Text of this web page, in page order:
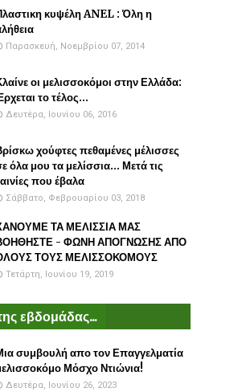
κυψέλη ANEL : Όλη η
Παρασκευή, Νοεμβρίου 07, 2014
οι μελισσοκόμοι στην Ελλάδα:
το τέλος...
Δευτέρα, Ιουνίου 06, 2016
χούφτες πεθαμένες μέλισσες
όλα μου τα μελίσσια... Μετά τις
που έβαλα
Σάββατο, Φεβρουαρίου 03, 2018
ΤΑ ΜΕΛΙΣΣΙΑ ΜΑΣ
- ΦΩΝΗ ΑΠΟΓΝΩΣΗΣ ΑΠΟ
ΤΟΥΣ ΜΕΛΙΣΣΟΚΟΜΟΥΣ
Τετάρτη, Ιουνίου 19, 2019
εβδομάδας...
συμβουλή απο τον Επαγγελματία
Μόσχο Ντιώνια!
Δευτέρα, Ιουνίου 26, 2023